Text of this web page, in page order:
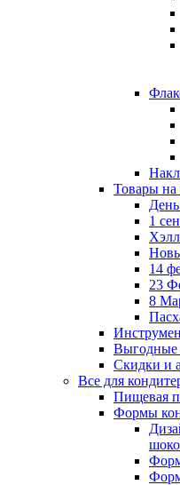
Товары на
1
14
23
8
Выгодные
Скидки и
Все для
Пищевая
Формы